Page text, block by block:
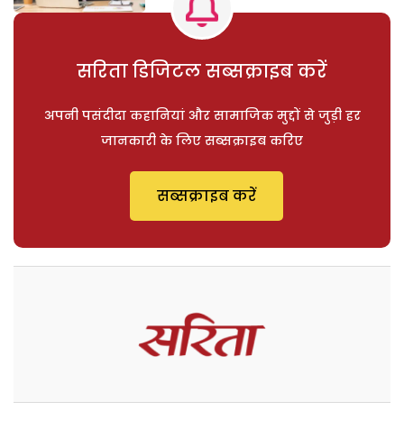
सरिता डिजिटल सब्सक्राइब करें
अपनी पसंदीदा कहानियां और सामाजिक मुद्दों से जुड़ी हर
जानकारी के लिए सब्सक्राइब करिए
सब्सक्राइब करें